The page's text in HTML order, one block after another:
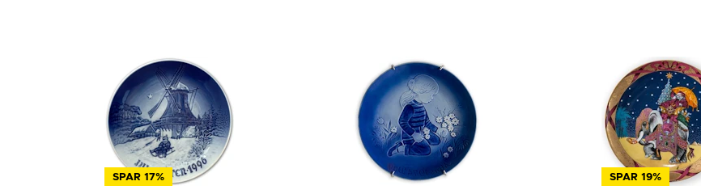
SPAR 17% SPAR 19%